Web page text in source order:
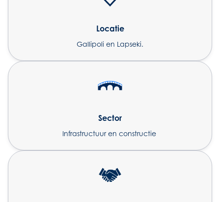
Locatie
Gallipoli en Lapseki.
Sector
Infrastructuur en constructie